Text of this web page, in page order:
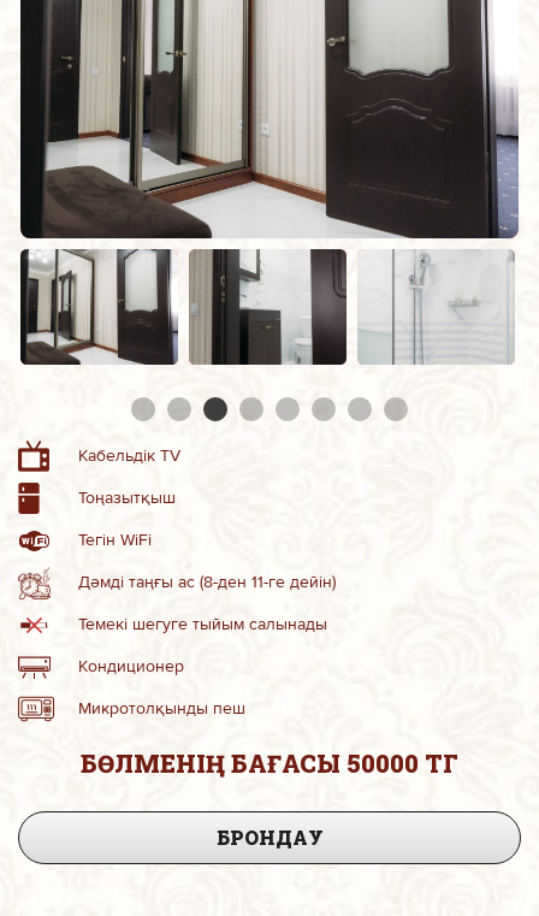
Кабельдік TV
Тоңазытқыш
Тегін WiFi
Дәмді таңғы ас (8-ден 11-ге дейін)
Темекі шегуге тыйым салынады
Кондиционер
Микротолқынды пеш
БӨЛМЕНІҢ БАҒАСЫ 50000 ТГ
БРОНДАУ